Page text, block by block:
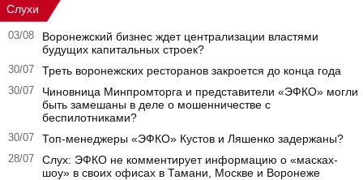
Слухи
03/08
Воронежский бизнес ждет централизации властями
будущих капитальных строек?
30/07 Треть воронежских ресторанов закроется до конца года
30/07
Чиновница Минпромторга и представители «ЭФКО» могли
быть замешаны в деле о мошенничестве с
беспилотниками?
30/07 Топ-менеджеры «ЭФКО» Кустов и Ляшенко задержаны?
28/07
Слух: ЭФКО не комментирует информацию о «масках-
шоу» в своих офисах в Тамани, Москве и Воронеже